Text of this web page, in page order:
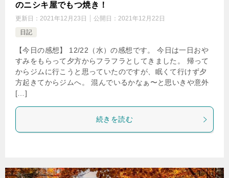
のニシキ屋でもつ焼き！
更新日： 2021年12月23日 公開日： 2021年12月22日
日記
【今日の感想】 12/22（水）の感想です。 今日は一日おや
すみをもらって夕方からフラフラとしてきました。 帰って
からジムに行こうと思っていたのですが、眠くて行けず夕
方起きてからジムへ。 混んでいるかなぁ〜と思いきや意外
[…]
続きを読む